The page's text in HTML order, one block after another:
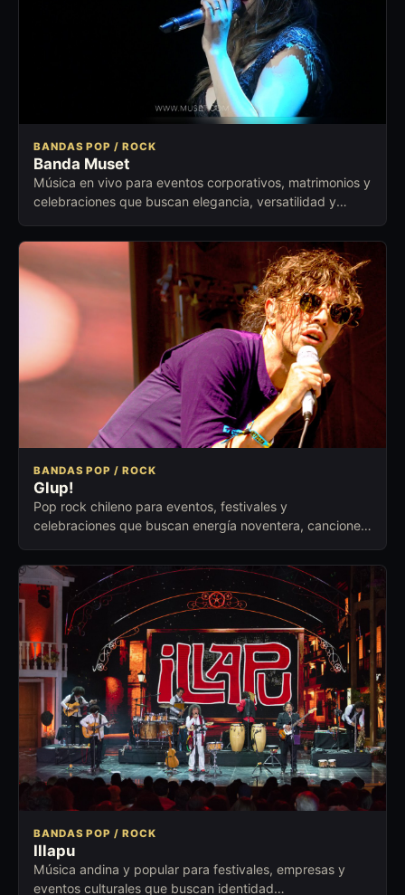
BANDAS POP / ROCK
Banda Muset
Música en vivo para eventos corporativos, matrimonios y
celebraciones que buscan elegancia, versatilidad y
BANDAS POP / ROCK
Glup!
Pop rock chileno para eventos, festivales y
celebraciones que buscan energía noventera, canciones
BANDAS POP / ROCK
Illapu
Música andina y popular para festivales, empresas y
eventos culturales que buscan identidad